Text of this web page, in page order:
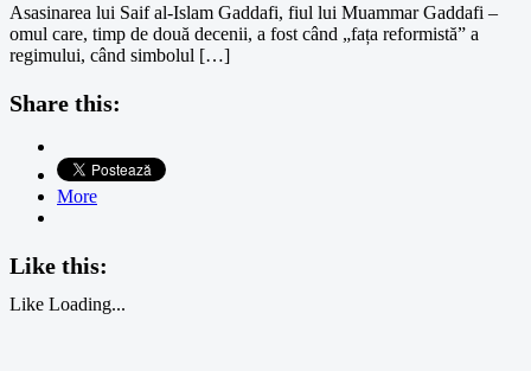
Asasinarea lui Saif al-Islam Gaddafi, fiul lui Muammar Gaddafi –
omul care, timp de două decenii, a fost când „fața reformistă” a
regimului, când simbolul […]
Share this:
More
Like this:
Like Loading...